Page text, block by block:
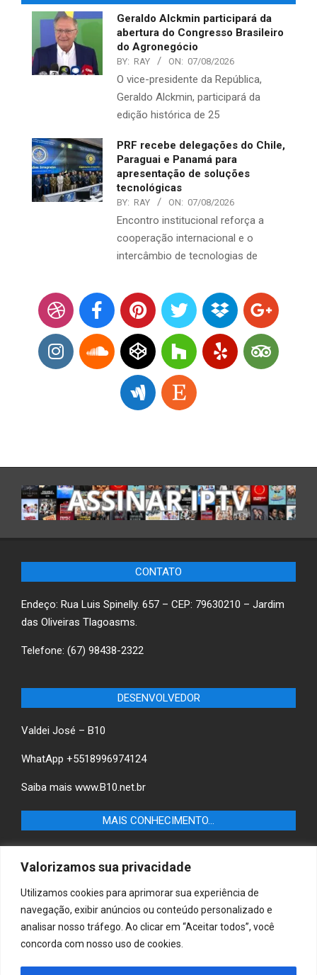
Valorizamos sua privacidade
Utilizamos cookies para aprimorar sua experiência de
navegação, exibir anúncios ou conteúdo personalizado e
analisar nosso tráfego. Ao clicar em “Aceitar todos”, você
concorda com nosso uso de cookies.
Geraldo Alckmin participará da
abertura do Congresso Brasileiro
do Agronegócio
BY: RAY ON: 07/08/2026
O vice-presidente da República,
Geraldo Alckmin, participará da
edição histórica de 25
PRF recebe delegações do Chile,
Paraguai e Panamá para
apresentação de soluções
tecnológicas
BY: RAY ON: 07/08/2026
Encontro institucional reforça a
cooperação internacional e o
intercâmbio de tecnologias de
CONTATO
Endeço: Rua Luis Spinelly. 657 – CEP: 79630210 – Jardim
das Oliveiras Tlagoasms.
Telefone: (67) 98438-2322
DESENVOLVEDOR
Valdei José – B10
WhatApp +5518996974124
Saiba mais www.B10.net.br
MAIS CONHECIMENTO…
Castilho-SP e descubra as melhores empresas e serviços
locais.
B10 Brasil – Informação e Poder
MAIS CONHECIMENTO…